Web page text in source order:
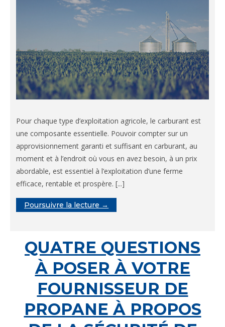
Pour chaque type d’exploitation agricole, le carburant est
une composante essentielle. Pouvoir compter sur un
approvisionnement garanti et suffisant en carburant, au
moment et à l’endroit où vous en avez besoin, à un prix
abordable, est essentiel à l’exploitation d’une ferme
efficace, rentable et prospère. [...]
Poursuivre la lecture →
QUATRE QUESTIONS
À POSER À VOTRE
FOURNISSEUR DE
PROPANE À PROPOS